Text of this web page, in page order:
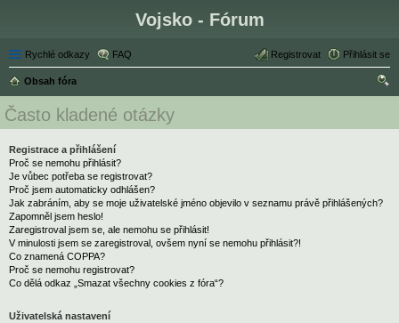
Vojsko - Fórum
Rychlé odkazy FAQ Přihlásit se
Registrovat
Obsah fóra
Často kladené otázky
Registrace a přihlášení
Proč se nemohu přihlásit?
Je vůbec potřeba se registrovat?
Proč jsem automaticky odhlášen?
Jak zabráním, aby se moje uživatelské jméno objevilo v seznamu právě přihlášených?
Zapomněl jsem heslo!
Zaregistroval jsem se, ale nemohu se přihlásit!
V minulosti jsem se zaregistroval, ovšem nyní se nemohu přihlásit?!
Co znamená COPPA?
Proč se nemohu registrovat?
Co dělá odkaz „Smazat všechny cookies z fóra“?
Uživatelská nastavení